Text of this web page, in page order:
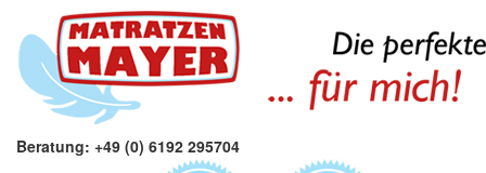
Beratung: +49 (0) 6192 295704